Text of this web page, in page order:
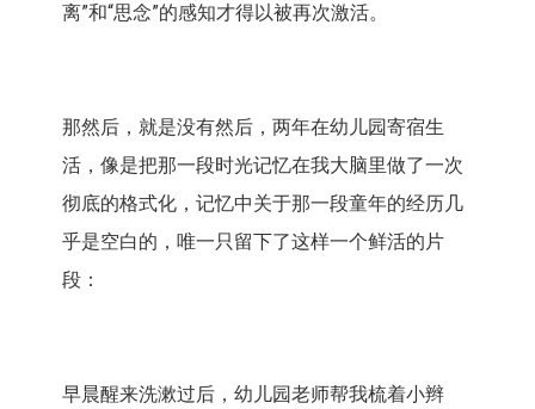
离”和“思念”的感知才得以被再次激活。
那然后，就是没有然后，两年在幼儿园寄宿生
活，像是把那一段时光记忆在我大脑里做了一次
彻底的格式化，记忆中关于那一段童年的经历几
乎是空白的，唯一只留下了这样一个鲜活的片
段：
早晨醒来洗漱过后，幼儿园老师帮我梳着小辫